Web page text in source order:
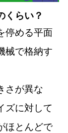
くらい？
停める平面
械で格納す
さが異な
ズに対して
ほとんどで